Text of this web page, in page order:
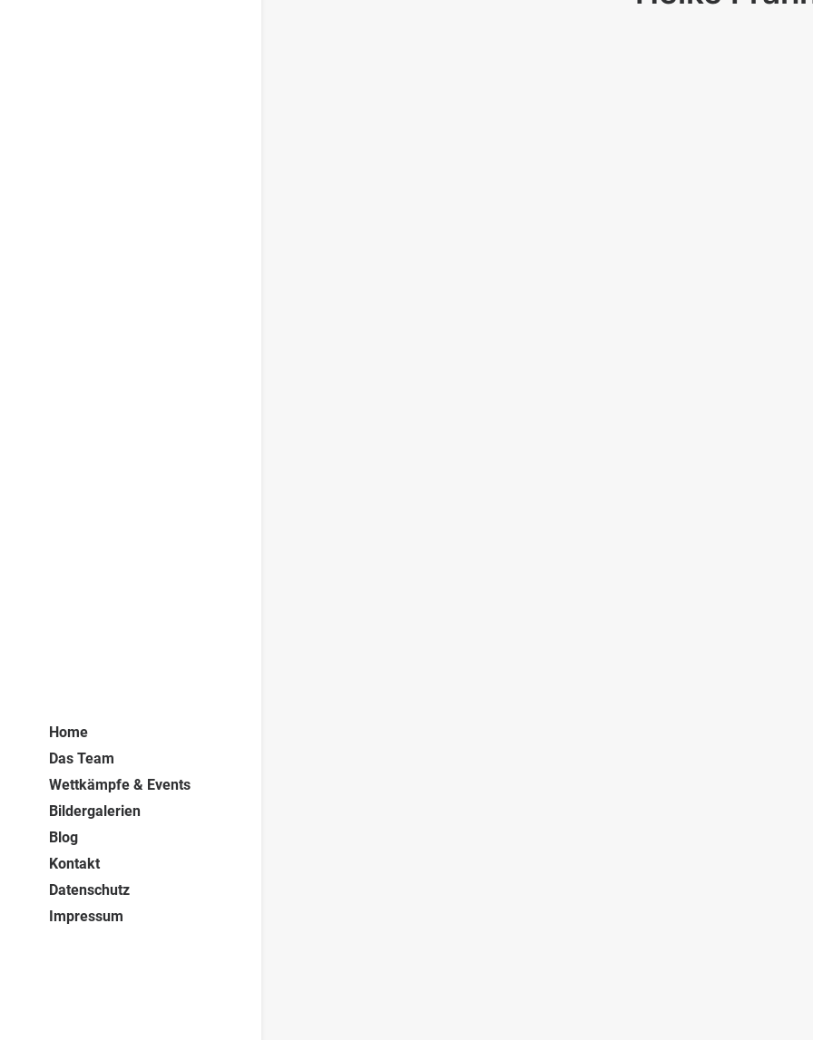
Home
Das Team
Wettkämpfe & Events
Bildergalerien
Blog
Kontakt
Datenschutz
Impressum